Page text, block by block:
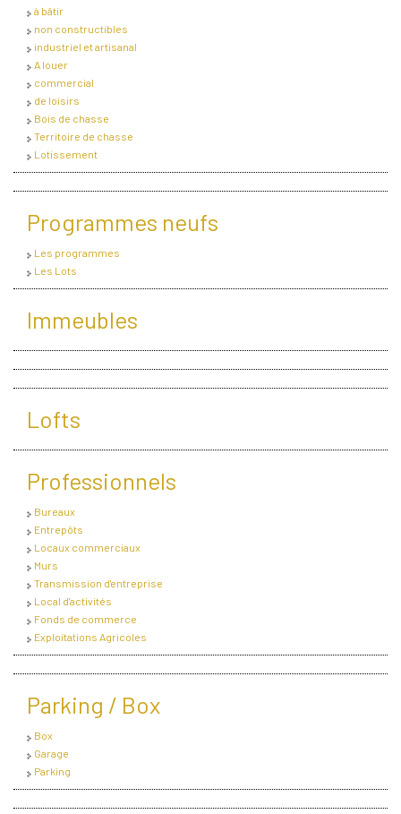
à bâtir
non constructibles
industriel et artisanal
A louer
commercial
de loisirs
Bois de chasse
Territoire de chasse
Lotissement
Programmes neufs
Les programmes
Les Lots
Immeubles
Lofts
Professionnels
Bureaux
Entrepôts
Locaux commerciaux
Murs
Transmission d'entreprise
Local d'activités
Fonds de commerce
Exploitations Agricoles
Parking / Box
Box
Garage
Parking